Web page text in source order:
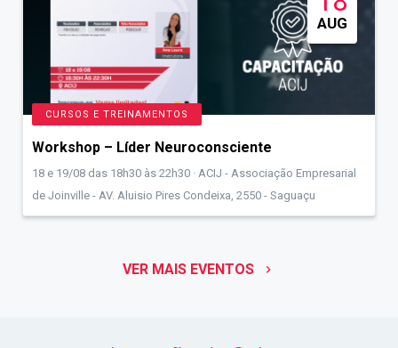
AUG
CURSOS E TREINAMENTOS
Workshop – Líder Neuroconsciente
18 e 19/08 das 18h30 às 22h30 · ACIJ - Associação Empresarial
de Joinville - AV. Aluisio Pires Condeixa, 2550 - Saguaçu
keyboard_arrow_right
VER MAIS EVENTOS